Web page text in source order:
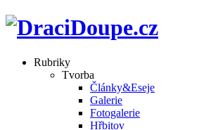
Rubriky
Tvorba
Články&Eseje
Galerie
Fotogalerie
Hřbitov